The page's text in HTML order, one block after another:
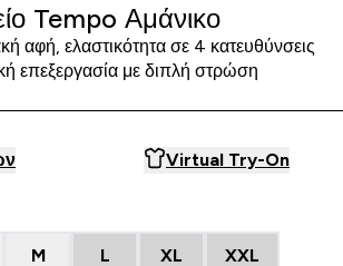
Tempo Αμάνικο
αφή, ελαστικότητα σε 4 κατευθύνσεις
επεξεργασία με διπλή στρώση
Virtual Try-On
M L XL XXL